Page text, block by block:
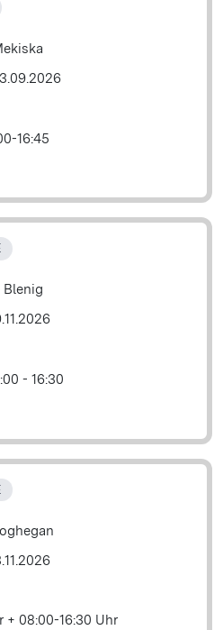
16:45
Blenig
- 16:30
+ 08:00-16:30 Uhr